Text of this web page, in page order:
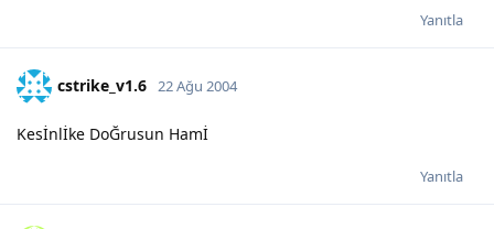
Yanıtla
cstrike_v1.6 22 Ağu 2004
Kesİnlİke DoĞrusun Hamİ
Yanıtla